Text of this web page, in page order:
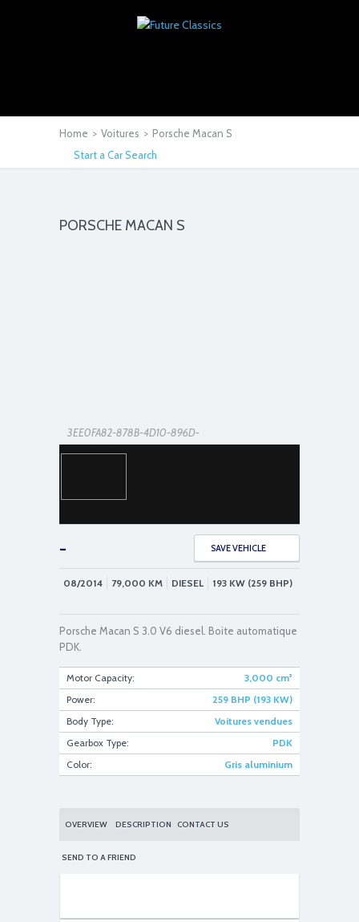
Home > Voitures > Porsche Macan S
Start a Car Search
PORSCHE MACAN S
3EE0FA82-878B-4D10-896D-
713F6670618F_1_201_a
E66A6DD0-265D-46F9-B438-
- SAVE VEHICLE
08/2014 79,000 KM DIESEL 193 KW (259 BHP)
Porsche Macan S 3.0 V6 diesel. Boite automatique
PDK.
Motor Capacity: 3,000 cm³
Power:
259 BHP (193 KW)
Body Type:
Voitures vendues
Gearbox Type:
PDK
Color:
Gris aluminium
OVERVIEW DESCRIPTION CONTACT US
SEND TO A FRIEND